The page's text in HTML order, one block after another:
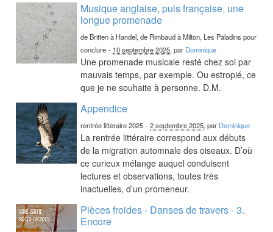
Musique anglaise, puis française, une
longue promenade
de Britten à Handel, de Rimbaud à Milton, Les Paladins pour
conclure - 10 septembre 2025, par Dominique
Une promenade musicale resté chez soi par
mauvais temps, par exemple. Ou estropié, ce
que je ne souhaite à personne. D.M.
Appendice
rentrée littéraire 2025 -2 septembre 2025, par Dominique
La rentrée littéraire correspond aux débuts
de la migration automnale des oiseaux. D’où
ce curieux mélange auquel conduisent
lectures et observations, toutes très
inactuelles, d’un promeneur.
Pièces froides - Danses de travers - 3.
Encore